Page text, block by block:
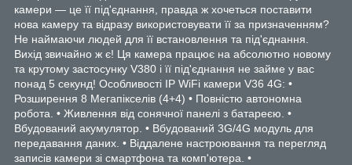
камери — це її під'єднання, правда ж хочеться поставити
нова камеру та відразу використовувати її за призначенням?
Не наймаючи людей для її встановлення та під'єднання.
Вихід звичайно ж є! Ця камера працює на абсолютно новому
та крутому застосунку V380 і її під'єднання не займе у вас
понад 5 секунд! Особливості IP WiFi камери V36 4G: •
Розширення 8 Мегапікселів (4+4) • Повністю автономна
робота. • Живлення від сонячної панелі з батареєю. •
Вбудований акумулятор. • Вбудований 3G/4G модуль для
передавання даних. • Віддалене настроювання та перегляд
записів камери зі смартфона та комп'ютера. •